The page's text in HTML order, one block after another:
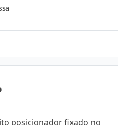
posicionador fixado no